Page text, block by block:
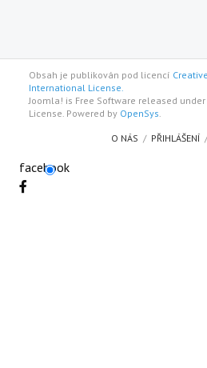
Obsah je publikován pod licencí
International License.
Joomla! is Free Software released
License. Powered by OpenSys.
O NÁS PŘIHLÁŠENÍ
facebook